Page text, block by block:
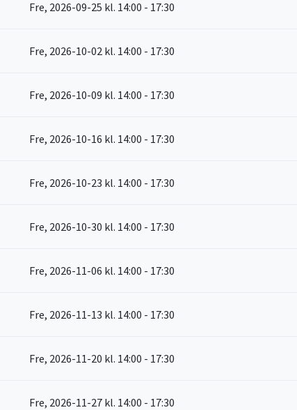
Fre, 2026-09-25 kl. 14:00 - 17:30
Fre, 2026-10-02 kl. 14:00 - 17:30
Fre, 2026-10-09 kl. 14:00 - 17:30
Fre, 2026-10-16 kl. 14:00 - 17:30
Fre, 2026-10-23 kl. 14:00 - 17:30
Fre, 2026-10-30 kl. 14:00 - 17:30
Fre, 2026-11-06 kl. 14:00 - 17:30
Fre, 2026-11-13 kl. 14:00 - 17:30
Fre, 2026-11-20 kl. 14:00 - 17:30
Fre, 2026-11-27 kl. 14:00 - 17:30